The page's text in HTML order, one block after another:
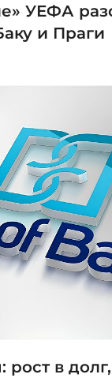
УЕФА
и Праги
рост в